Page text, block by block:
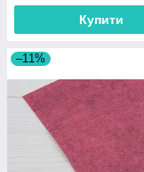
Купити
–11%